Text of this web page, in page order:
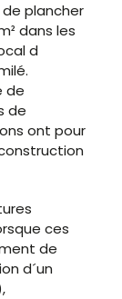
plancher
dans les
d
de
de
ont pour
ces
de
d´un